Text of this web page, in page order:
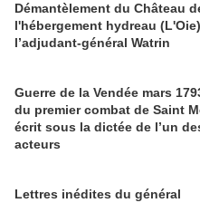
Démantèlement du Château
l'hébergement hydreau
l’adjudant-général Watrin
Guerre de la Vendée mars
du premier combat de Saint
écrit sous la dictée de l’un
acteurs
Lettres inédites du général